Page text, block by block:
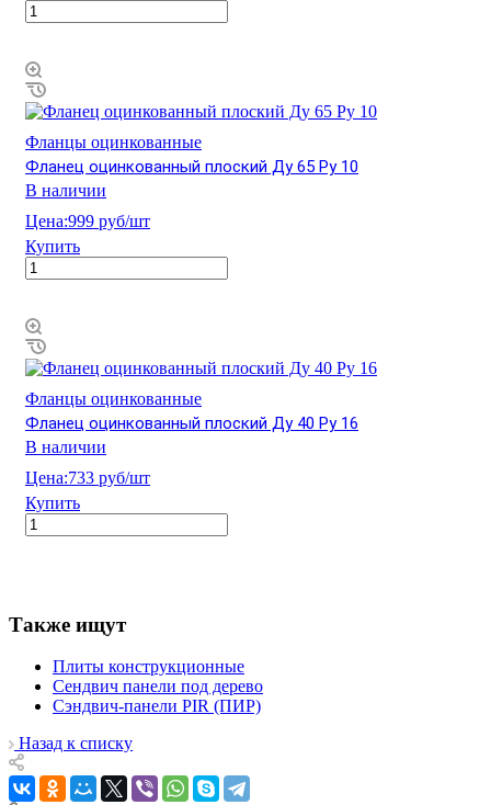
Фланцы оцинкованные
Фланец оцинкованный плоский Ду 65 Ру 10
В наличии
Цена:999 руб/шт
Купить
Фланцы оцинкованные
Фланец оцинкованный плоский Ду 40 Ру 16
В наличии
Цена:733 руб/шт
Купить
Также ищут
Плиты конструкционные
Сендвич панели под дерево
Сэндвич-панели PIR (ПИР)
Назад к списку